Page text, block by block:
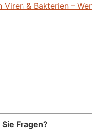
Viren & Bakterien –
Sie Fragen?